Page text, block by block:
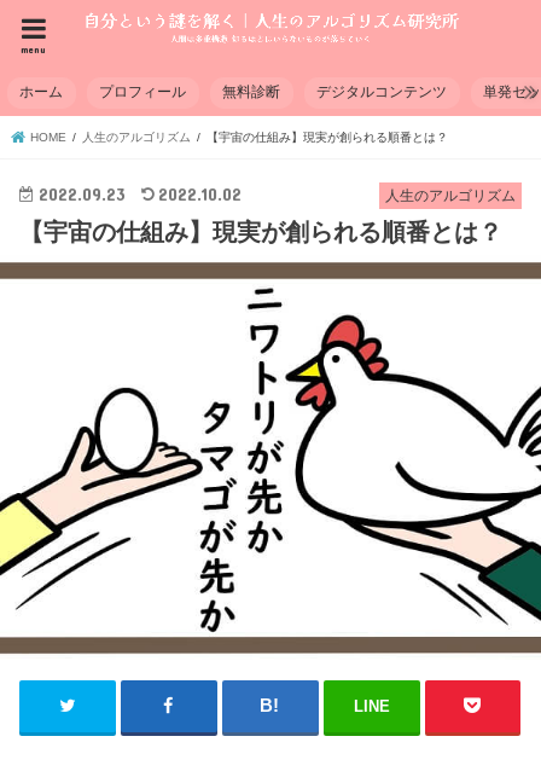
menu
ホーム プロフィール 無料診断 デジタルコンテンツ 単発セ
HOME 人生のアルゴリズム 【宇宙の仕組み】現実が創られる順番とは？
人生のアルゴリズム
2022.09.23 2022.10.02
【宇宙の仕組み】現実が創られる順番とは？
LINE